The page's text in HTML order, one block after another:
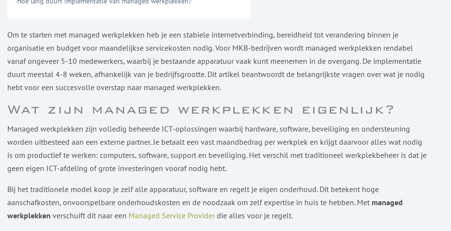
Om te starten met managed werkplekken heb je een stabiele internetverbinding, bereidheid tot verandering binnen je
organisatie en budget voor maandelijkse servicekosten nodig. Voor MKB-bedrijven wordt managed werkplekken rendabel
vanaf ongeveer 5-10 medewerkers, waarbij je bestaande apparatuur vaak kunt meenemen in de overgang. De implementatie
duurt meestal 4-8 weken, afhankelijk van je bedrijfsgrootte. Dit artikel beantwoordt de belangrijkste vragen over wat je nodig
hebt voor een succesvolle overstap naar managed werkplekken.
Wat zijn managed werkplekken eigenlijk?
Managed werkplekken zijn volledig beheerde ICT-oplossingen waarbij hardware, software, beveiliging en ondersteuning
worden uitbesteed aan een externe partner. Je betaalt een vast maandbedrag per werkplek en krijgt daarvoor alles wat nodig
is om productief te werken: computers, software, support en beveiliging. Het verschil met traditioneel werkplekbeheer is dat je
geen eigen ICT-afdeling of grote investeringen vooraf nodig hebt.
Bij het traditionele model koop je zelf alle apparatuur, software en regelt je eigen onderhoud. Dit betekent hoge
aanschafkosten, onvoorspelbare onderhoudskosten en de noodzaak om zelf expertise in huis te hebben. Met managed
werkplekken verschuift dit naar een Managed Service Providerdie alles voor je regelt.